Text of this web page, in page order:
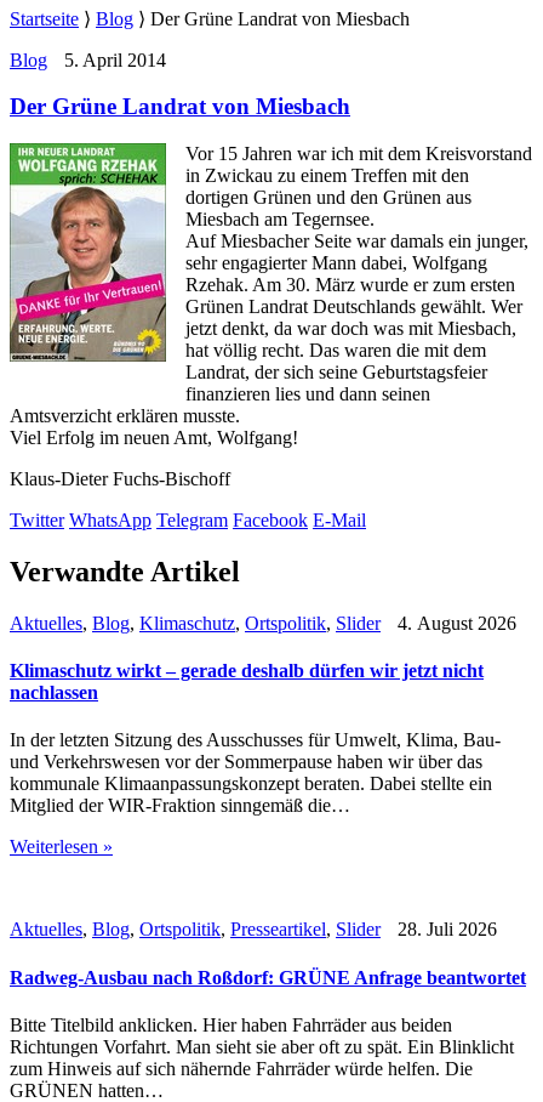
Startseite ⟩ Blog ⟩ Der Grüne Landrat von Miesbach
Blog
5. April 2014
Der Grüne Landrat von Miesbach
Vor 15 Jahren war ich mit dem Kreisvorstand
in Zwickau zu einem Treffen mit den
dortigen Grünen und den Grünen aus
Miesbach am Tegernsee.
Auf Miesbacher Seite war damals ein junger,
sehr engagierter Mann dabei, Wolfgang
Rzehak. Am 30. März wurde er zum ersten
Grünen Landrat Deutschlands gewählt. Wer
jetzt denkt, da war doch was mit Miesbach,
hat völlig recht. Das waren die mit dem
Landrat, der sich seine Geburtstagsfeier
finanzieren lies und dann seinen
Amtsverzicht erklären musste.
Viel Erfolg im neuen Amt, Wolfgang!
Klaus-Dieter Fuchs-Bischoff
Twitter WhatsApp Telegram Facebook E-Mail
Verwandte Artikel
Aktuelles, Blog, Klimaschutz, Ortspolitik, Slider 4. August 2026
Klimaschutz wirkt – gerade deshalb dürfen wir jetzt nicht
nachlassen
In der letzten Sitzung des Ausschusses für Umwelt, Klima, Bau-
und Verkehrswesen vor der Sommerpause haben wir über das
kommunale Klimaanpassungskonzept beraten. Dabei stellte ein
Mitglied der WIR-Fraktion sinngemäß die…
Weiterlesen »
Aktuelles, Blog, Ortspolitik, Presseartikel, Slider 28. Juli 2026
Radweg-Ausbau nach Roßdorf: GRÜNE Anfrage beantwortet
Bitte Titelbild anklicken. Hier haben Fahrräder aus beiden
Richtungen Vorfahrt. Man sieht sie aber oft zu spät. Ein Blinklicht
zum Hinweis auf sich nähernde Fahrräder würde helfen. Die
GRÜNEN hatten…